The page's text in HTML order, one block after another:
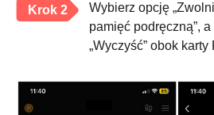
Krok 2
Wybierz opcję
pamięć podręczną”,
„Wyczyść” obok